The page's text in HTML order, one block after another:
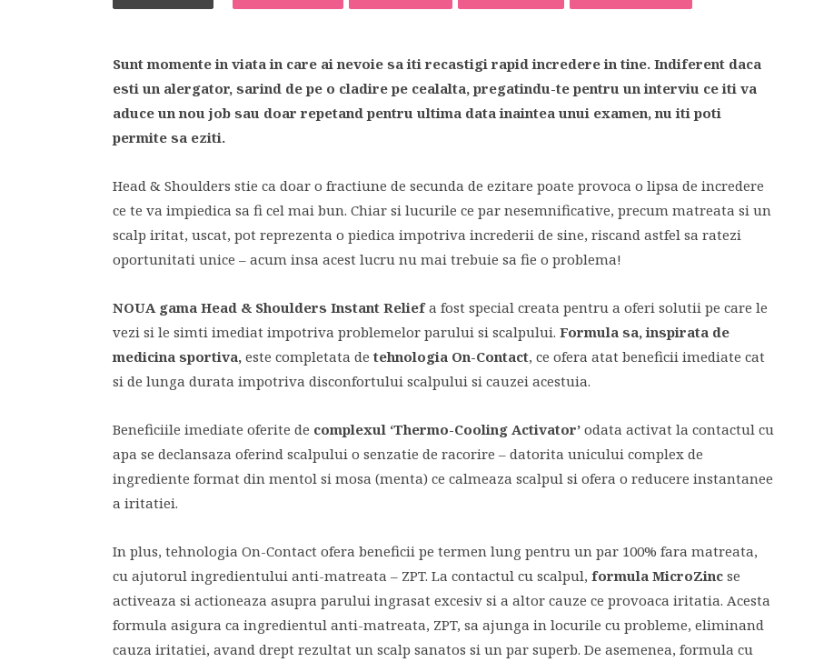
Sunt momente in viata in care ai nevoie sa iti recastigi rapid incredere in tine. Indiferent daca
esti un alergator, sarind de pe o cladire pe cealalta, pregatindu-te pentru un interviu ce iti va
aduce un nou job sau doar repetand pentru ultima data inaintea unui examen, nu iti poti
permite sa eziti.
Head & Shoulders stie ca doar o fractiune de secunda de ezitare poate provoca o lipsa de incredere
ce te va impiedica sa fi cel mai bun. Chiar si lucurile ce par nesemnificative, precum matreata si un
scalp iritat, uscat, pot reprezenta o piedica impotriva increderii de sine, riscand astfel sa ratezi
oportunitati unice – acum insa acest lucru nu mai trebuie sa fie o problema!
NOUA gama Head & Shoulders Instant Reliefa fost special creata pentru a oferi solutii pe care le
vezi si le simti imediat impotriva problemelor parului si scalpului. Formula sa, inspirata de
medicina sportiva, este completata de tehnologia On-Contact, ce ofera atat beneficii imediate cat
si de lunga durata impotriva disconfortului scalpului si cauzei acestuia.
Beneficiile imediate oferite de complexul ‘Thermo-Cooling Activator’ odata activat la contactul cu
apa se declansaza oferind scalpului o senzatie de racorire – datorita unicului complex de
ingrediente format din mentol si mosa (menta) ce calmeaza scalpul si ofera o reducere instantanee
a iritatiei.
In plus, tehnologia On-Contact ofera beneficii pe termen lung pentru un par 100% fara matreata,
cu ajutorul ingredientului anti-matreata – ZPT. La contactul cu scalpul, formula MicroZinc se
activeaza si actioneaza asupra parului ingrasat excesiv si a altor cauze ce provoaca iritatia. Acesta
formula asigura ca ingredientul anti-matreata, ZPT, sa ajunga in locurile cu probleme, eliminand
cauza iritatiei, avand drept rezultat un scalp sanatos si un par superb. De asemenea, formula cu